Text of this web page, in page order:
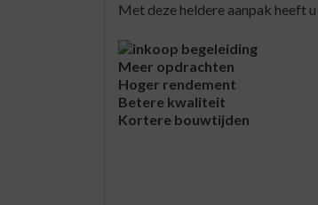
Met deze heldere aanpak heeft
Meer opdrachten
Hoger rendement
Betere kwaliteit
Kortere bouwtijden